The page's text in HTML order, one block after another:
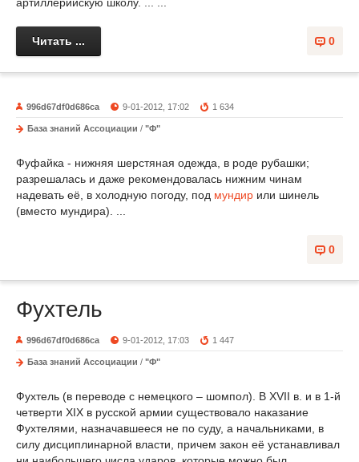
артиллерийскую школу. ... ...
0
Читать ...
996d67df0d686ca 9-01-2012, 17:02 1 634
База знаний Ассоциации / "Ф"
Фуфайка - нижняя шерстяная одежда, в роде рубашки;
разрешалась и даже рекомендовалась нижним чинам
надевать её, в холодную погоду, под мундир или шинель
(вместо мундира). ...
0
Фухтель
996d67df0d686ca 9-01-2012, 17:03 1 447
База знаний Ассоциации / "Ф"
Фухтель (в переводе с немецкого – шомпол). В XVII в. и в 1-й
четверти XIX в русской армии существовало наказание
Фухтелями, назначавшееся не по суду, а начальниками, в
силу дисциплинарной власти, причем закон её устанавливал